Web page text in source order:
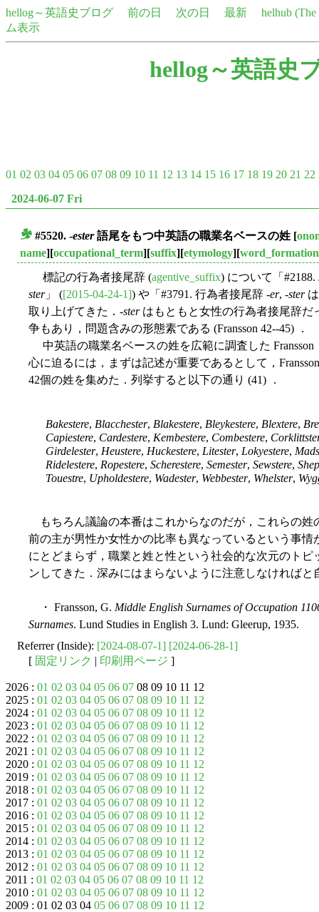
hellog～英語史ブログ 前の日 次の日 最新
helhub
ム表示
hellog～英語史
01 02 03 04 05 06 07 08 09 10 11 12 13 14 15 16 17 18 19 20 21 22
2024-06-07 Fri
#5520. -ester語尾をもつ中英語の職業名ベースの姓 [
name][occupational_term][suffix][etymology][word_formation
標記の行為者接尾辞 (agentive_suffix) について「#2188.
ster」 ([2015-04-24-1]) や「#3791. 行為者接尾辞 -er, -sterは
取り上げてきた．-sterはもともと女性の行為者接尾辞だ
争もあり，問題含みの形態素である (Fransson 42--45) ．
中英語の職業名ベースの姓を広範に調査した
心に迫るには，まずは記述が重要であるとして，
42個の姓を集めた．列挙すると以下の通り (41) ．
Bakestere, Blacchester, Blakestere, Bleykestere, Blextere,
Capiestere, Cardestere, Kembestere, Combestere,
Girdelester, Heustere, Huckestere, Litester, Lokyestere,
Ridelestere, Ropestere, Scherestere, Semester, Sewstere,
Touestre, Upholdestere, Wadester, Webbester, Whelster,
もちろん議論の本番はこれからなのだが，これらの姓
前の主が男性か女性かの比率も異なっているという事
にとどまらず，職業と姓と性という社会的な次元のト
ンしてきた．深みにはまらないように注意しなければと
・ Fransson, G. Middle English Surnames of Occupation
Surnames. Lund Studies in English 3. Lund: Gleerup, 1935.
Referrer (Inside): [2024-08-07-1] [2024-06-28-1]
[ 固定リンク | 印刷用ページ ]
2026 : 01 02 03 04 05 06 07 08 09 10 11 12
2025 : 01 02 03 04 05 06 07 08 09 10 11 12
2024 : 01 02 03 04 05 06 07 08 09 10 11 12
2023 : 01 02 03 04 05 06 07 08 09 10 11 12
2022 : 01 02 03 04 05 06 07 08 09 10 11 12
2021 : 01 02 03 04 05 06 07 08 09 10 11 12
2020 : 01 02 03 04 05 06 07 08 09 10 11 12
2019 : 01 02 03 04 05 06 07 08 09 10 11 12
2018 : 01 02 03 04 05 06 07 08 09 10 11 12
2017 : 01 02 03 04 05 06 07 08 09 10 11 12
2016 : 01 02 03 04 05 06 07 08 09 10 11 12
2015 : 01 02 03 04 05 06 07 08 09 10 11 12
2014 : 01 02 03 04 05 06 07 08 09 10 11 12
2013 : 01 02 03 04 05 06 07 08 09 10 11 12
2012 : 01 02 03 04 05 06 07 08 09 10 11 12
2011 : 01 02 03 04 05 06 07 08 09 10 11 12
2010 : 01 02 03 04 05 06 07 08 09 10 11 12
2009 : 01 02 03 04 05 06 07 08 09 10 11 12